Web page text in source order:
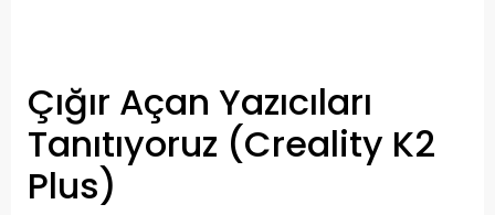
Çığır Açan Yazıcıları
Tanıtıyoruz (Creality K2
Plus)